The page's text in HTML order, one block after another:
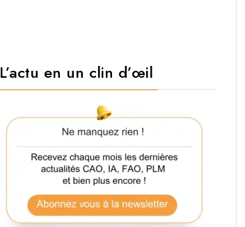
L’actu en un clin d’œil